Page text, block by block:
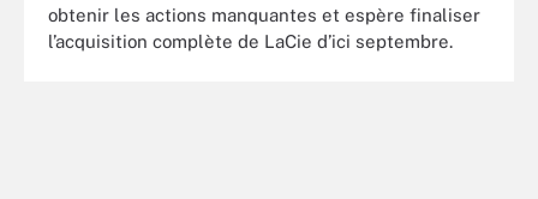
obtenir les actions manquantes et espère finaliser
l’acquisition complète de LaCie d’ici septembre.